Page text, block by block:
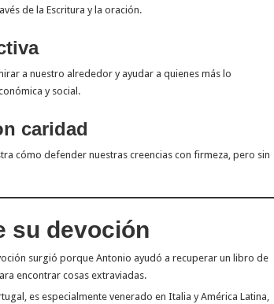
de la Escritura y la oración.
a nuestro alrededor y ayudar a quienes más lo
y social.
caridad
cómo defender nuestras creencias con firmeza, pero sin
su devoción
surgió porque Antonio ayudó a recuperar un libro de
encontrar cosas extraviadas.
es especialmente venerado en Italia y América Latina,